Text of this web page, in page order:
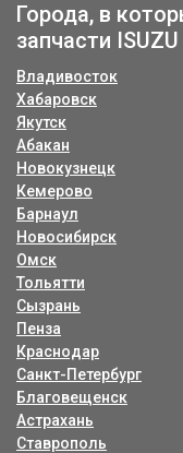
Города, в
запчасти
Владивосток
Хабаровск
Якутск
Абакан
Новокузнецк
Кемерово
Барнаул
Новосибирск
Омск
Тольятти
Сызрань
Пенза
Краснодар
Санкт-Петербург
Благовещенск
Астрахань
Ставрополь